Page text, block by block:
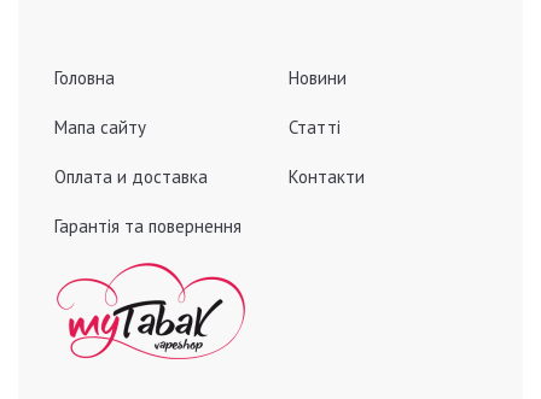
Головна
Мапа сайту
Оплата и доставка
Гарантія та повернення
Новини
Статті
Контакти